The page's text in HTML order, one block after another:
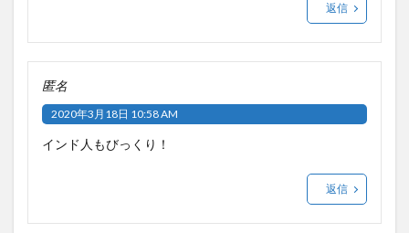
返信
匿名
2020年3月18日 10:58 AM
インド人もびっくり！
返信